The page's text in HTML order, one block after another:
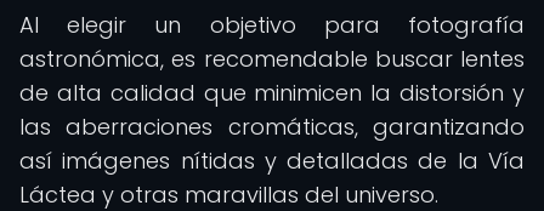
Al elegir un objetivo para fotografía
astronómica, es recomendable buscar lentes
de alta calidad que minimicen la distorsión y
las aberraciones cromáticas, garantizando
así imágenes nítidas y detalladas de la Vía
Láctea y otras maravillas del universo.